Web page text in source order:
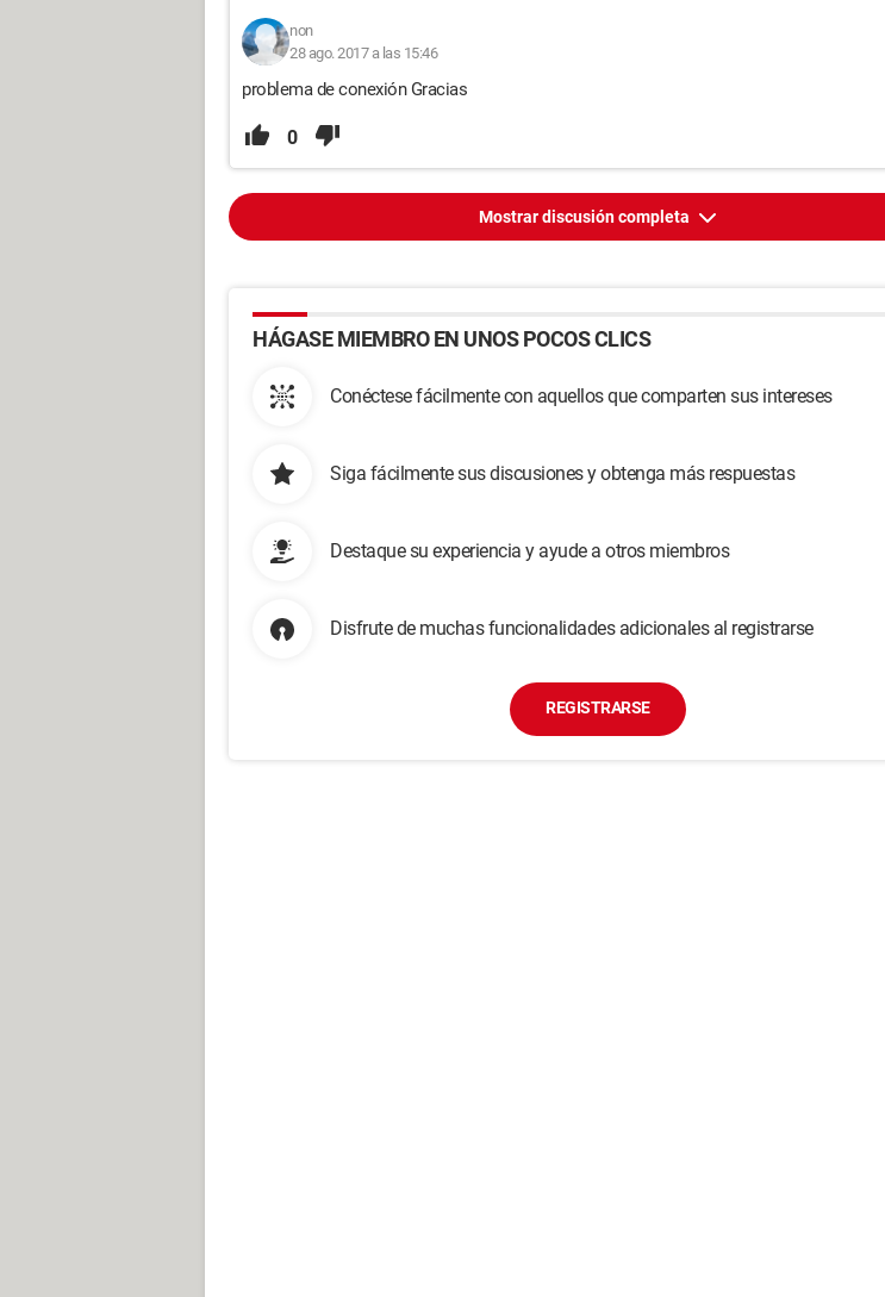
non
28 ago. 2017 a las 15:46
problema de conexión Gracias
0
Mostrar discusión completa
HÁGASE MIEMBRO EN UNOS POCOS CLICS
Conéctese fácilmente con aquellos que comparten sus intereses
Siga fácilmente sus discusiones y obtenga más respuestas
Destaque su experiencia y ayude a otros miembros
Disfrute de muchas funcionalidades adicionales al registrarse
REGISTRARSE